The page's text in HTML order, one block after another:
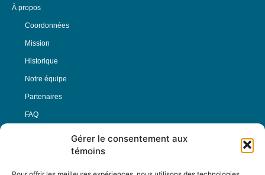
Gérer le consentement aux
témoins
À propos
Coordonnées
Mission
Historique
Notre équipe
Partenaires
FAQ